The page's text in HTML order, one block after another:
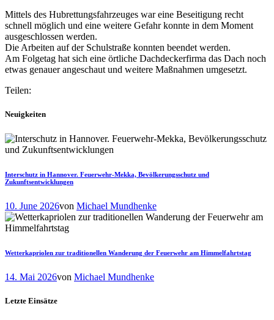
Mittels des Hubrettungsfahrzeuges war eine Beseitigung recht
schnell möglich und eine weitere Gefahr konnte in dem Moment
ausgeschlossen werden.
Die Arbeiten auf der Schulstraße konnten beendet werden.
Am Folgetag hat sich eine örtliche Dachdeckerfirma das Dach noch
etwas genauer angeschaut und weitere Maßnahmen umgesetzt.
Teilen:
Neuigkeiten
Interschutz in Hannover. Feuerwehr-Mekka, Bevölkerungsschutz und
Zukunftsentwicklungen
10. June 2026von Michael Mundhenke
Wetterkapriolen zur traditionellen Wanderung der Feuerwehr am Himmelfahrtstag
14. Mai 2026von Michael Mundhenke
Letzte Einsätze